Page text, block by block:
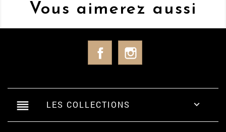
Vous aimerez aussi
Facebook
reorder LES COLLECTIONS 